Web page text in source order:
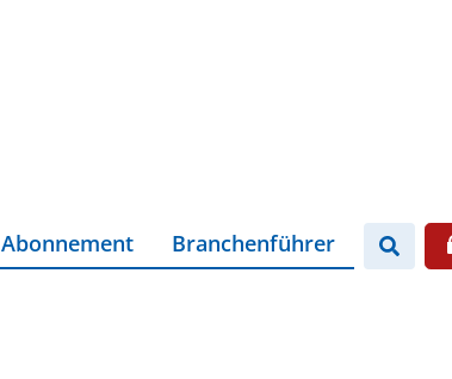
Abonnement Branchenführer